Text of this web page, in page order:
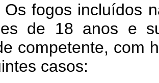
Os fogos incluídos
de 18 anos e
competente, com
casos: